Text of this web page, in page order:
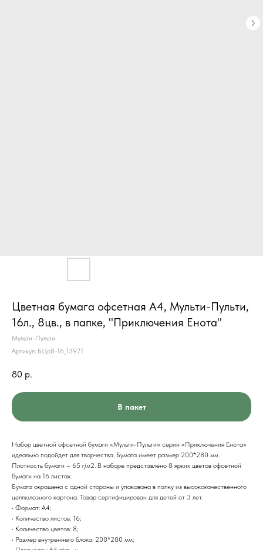
Цветная бумага офсетная А4, Мульти-Пульти,
16л., 8цв., в папке, "Приключения Енота"
Мульти-Пульти
Артикул: БЦо8-16_13971
80 р.
В пакет
Набор цветной офсетной бумаги «Мульти-Пульти» серии «Приключения Енота»
идеально подойдет для творчества. Бумага имеет размер 200*280 мм.
Плотность бумаги – 65 г/м2. В наборе представлено 8 ярких цветов офсетной
бумаги на 16 листах.
Бумага окрашена с одной стороны и упакована в папку из высококачественного
целлюлозного картона. Товар сертифицирован для детей от 3 лет.
• Формат: А4;
• Количество листов: 16;
• Количество цветов: 8;
• Размер внутреннего блока: 200*280 мм;